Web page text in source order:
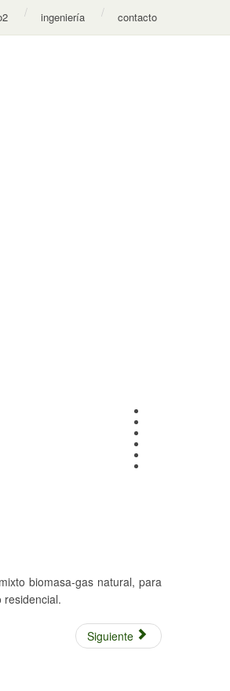
ingeniería contacto
biomasa-gas natural, para
Siguiente